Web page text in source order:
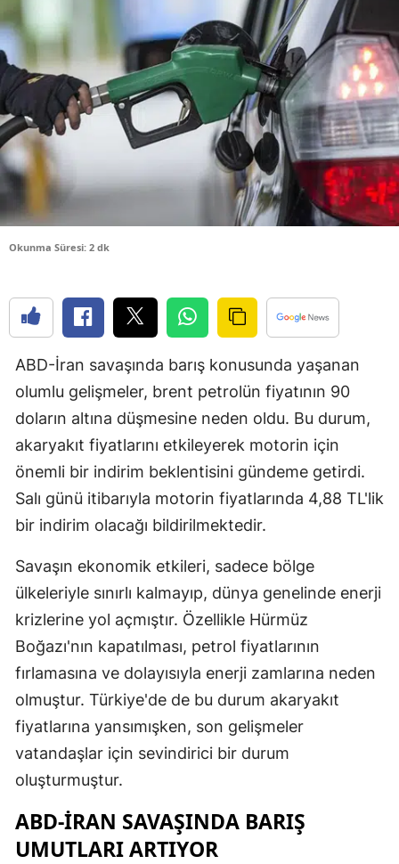
Bitlis
Bolu
Burdur
Bursa
Çanakkale
Çankırı
Çorum
Diyarbakır
Edirne
Elazığ
Erzincan
Erzurum
Eskişehir
Gümüşhane
Hatay
Isparta
Okunma Süresi: 2 dk
ABD-İran savaşında barış konusunda yaşanan
olumlu gelişmeler, brent petrolün fiyatının 90
doların altına düşmesine neden oldu. Bu durum,
akaryakıt fiyatlarını etkileyerek motorin için
önemli bir indirim beklentisini gündeme getirdi.
Salı günü itibarıyla motorin fiyatlarında 4,88 TL'lik
bir indirim olacağı bildirilmektedir.
Savaşın ekonomik etkileri, sadece bölge
ülkeleriyle sınırlı kalmayıp, dünya genelinde enerji
krizlerine yol açmıştır. Özellikle Hürmüz
Boğazı'nın kapatılması, petrol fiyatlarının
fırlamasına ve dolayısıyla enerji zamlarına neden
olmuştur. Türkiye'de de bu durum akaryakıt
fiyatlarına yansımışken, son gelişmeler
vatandaşlar için sevindirici bir durum
oluşturmuştur.
ABD-İRAN SAVAŞINDA BARIŞ
UMUTLARI ARTIYOR